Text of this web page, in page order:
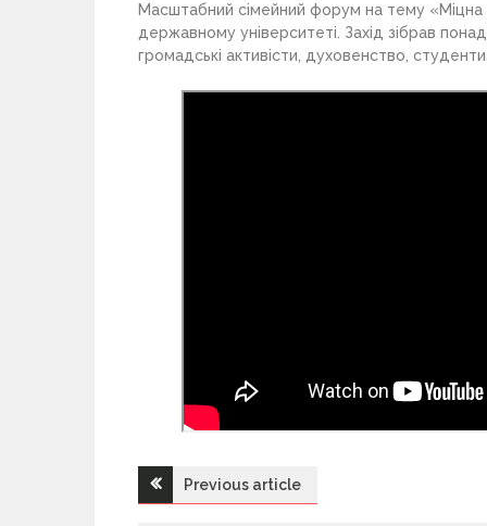
Масштабний сімейний форум на тему
державному університеті. Захід зібрав
громадські активісти, духовенство, студенти.
Н
Previous article